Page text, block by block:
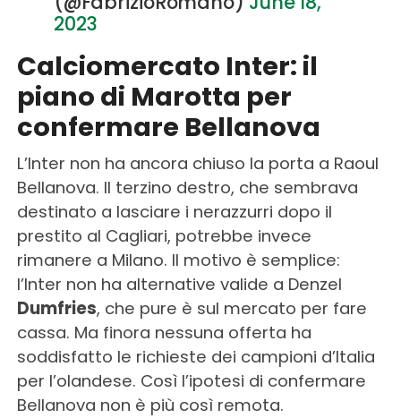
2023
Calciomercato Inter: il
piano di Marotta per
confermare Bellanova
L’Inter non ha ancora chiuso la porta a Raoul
Bellanova. Il terzino destro, che sembrava
destinato a lasciare i nerazzurri dopo il
prestito al Cagliari, potrebbe invece
rimanere a Milano. Il motivo è semplice:
l’Inter non ha alternative valide a Denzel
Dumfries, che pure è sul mercato per fare
cassa. Ma finora nessuna offerta ha
soddisfatto le richieste dei campioni d’Italia
per l’olandese. Così l’ipotesi di confermare
Bellanova non è più così remota.